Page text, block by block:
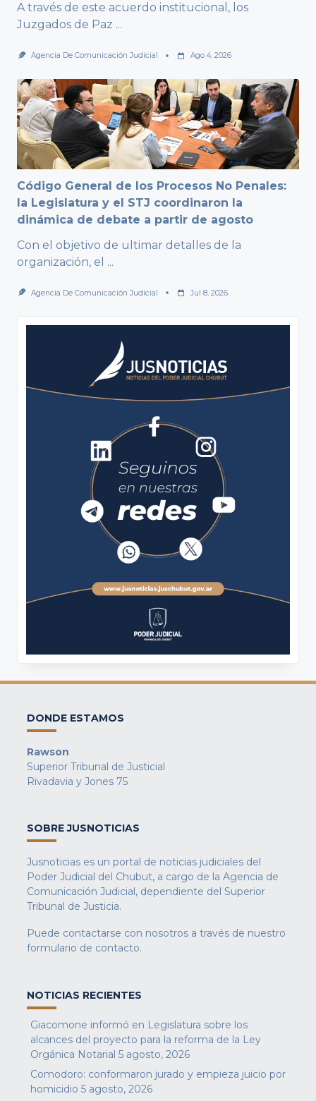
A través de este acuerdo institucional, los
Juzgados de Paz ...
Agencia De Comunicación Judicial Ago 4, 2026
Código General de los Procesos No Penales:
la Legislatura y el STJ coordinaron la
dinámica de debate a partir de agosto
Con el objetivo de ultimar detalles de la
organización, el ...
Agencia De Comunicación Judicial Jul 8, 2026
DONDE ESTAMOS
Rawson
Superior Tribunal de Justicial
Rivadavia y Jones 75
SOBRE JUSNOTICIAS
Jusnoticias es un portal de noticias judiciales del
Poder Judicial del Chubut, a cargo de la Agencia de
Comunicación Judicial, dependiente del Superior
Tribunal de Justicia.
Puede contactarse con nosotros a través de nuestro
formulario de contacto.
NOTICIAS RECIENTES
Giacomone informó en Legislatura sobre los
alcances del proyecto para la reforma de la Ley
Orgánica Notarial 5 agosto, 2026
Comodoro: conformaron jurado y empieza juicio por
homicidio 5 agosto, 2026